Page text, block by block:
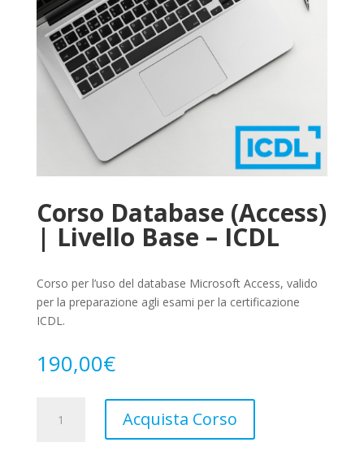
Corso Database (Access)
| Livello Base – ICDL
Corso per l’uso del database Microsoft Access, valido
per la preparazione agli esami per la certificazione
ICDL.
190,00€
Database
Acquista Corso